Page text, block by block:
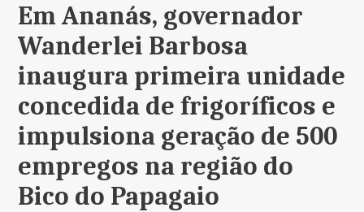
Em Ananás, governador
Wanderlei Barbosa
inaugura primeira unidade
concedida de frigoríficos e
impulsiona geração de 500
empregos na região do
Bico do Papagaio